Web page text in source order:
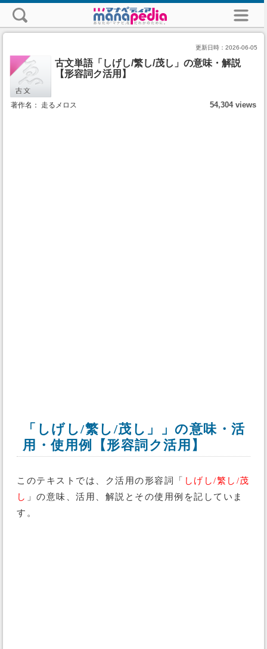
更新日時： 2026-06-05
古文単語「しげし/繁し/茂し」の意味・解説
【形容詞ク活用】
著作名： 走るメロス 54,304 views
「しげし/繁し/茂し」」の意味・活
用・使用例【形容詞ク活用】
このテキストでは、ク活用の形容詞「
しげし/繁し/茂
し 」の意味、活用、解説とその使用例を記していま
す。